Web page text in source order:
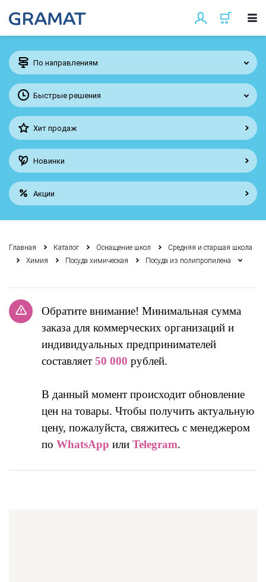
По направлениям
Быстрые решения
Хит продаж
Новинки
Акции
Главная Каталог Оснащение школ
Средняя и старшая школа
Химия
Посуда химическая Посуда из полипропилена
Обратите внимание! Минимальная сумма
заказа для коммерческих организаций и
индивидуальных предпринимателей
составляет 50 000 рублей.
В данный момент происходит обновление
цен на товары. Чтобы получить актуальную
цену, пожалуйста, свяжитесь с менеджером
по WhatsApp или Telegram.